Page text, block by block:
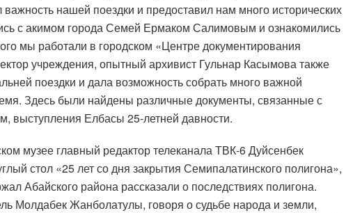
нашей поездки и предоставил нам много исторических
с акимом города Семей Ермаком Салимовым и ознакомились
мы работали в городском «Центре документирования
учреждения, опытный архивист Гульнар Касымова также
поездки и дала возможность собрать много важной
Здесь были найдены различные документы, связанные с
выступления Елбасы 25-летней давности.
музее главный редактор телеканала ТВК-6 Дуйсенбек
стол «25 лет со дня закрытия Семипалатинского полигона»,
Абайского района рассказали о последствиях полигона.
Молдабек Жанболатулы, говоря о судьбе народа и земли,